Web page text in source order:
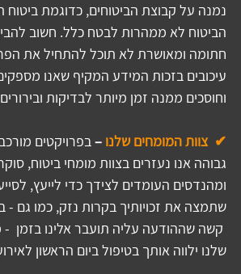
הביטוח לא ממהרות לבטח כלל. חשוב
חתומה ומאושרת לא תוכל להתחיל את
עיכובים בזכות המידע המקיף שאנו
וחוסכים ממנה זמן מיותר לבדיקות
✔  צוות המומחים שלנו – בפרויקטים
גבוהה אנו נעזרים בצוות מומחי ביטוח,
ומהנדסים העומדים לצידך כדי לייעץ,
שתמצה את זכויותיך בקרות נזק, כמו גם
קשה שההודעה עליה תועבר אלינו בזמן
שלנו ילווה אותך בטיפול ביום הראשון